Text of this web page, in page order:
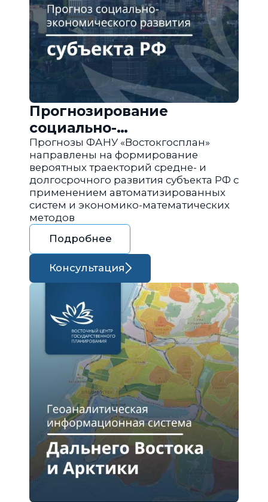
Прогнозирование
социально-
экономического развития
региона РФ
Прогнозы ФАНУ «Востокгосплан»
направлены на формирование
вероятных траекторий средне- и
долгосрочного развития субъекта РФ с
применением автоматизированных
систем и экономико-математических
методов
Подробнее
Консультация